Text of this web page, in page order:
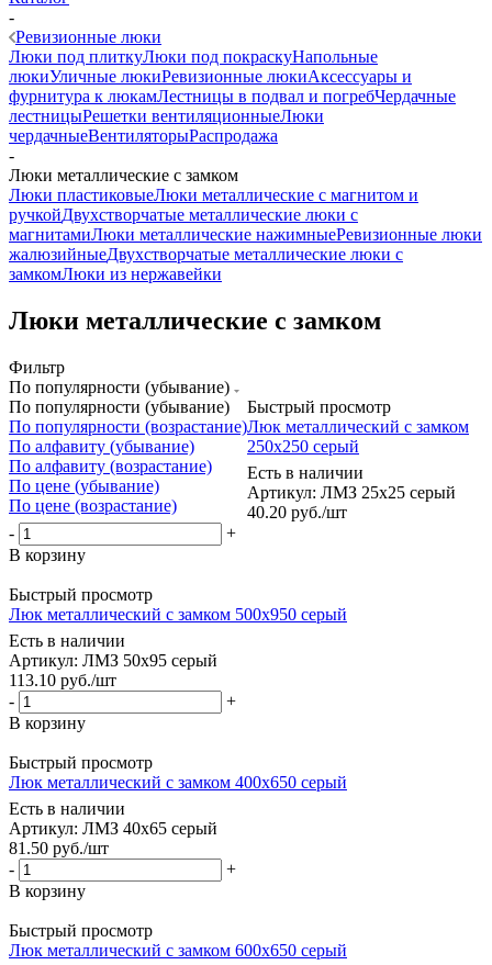
-
Ревизионные люки
Люки под плиткуЛюки под покраскуНапольные
люкиУличные люкиРевизионные люкиАксессуары и
фурнитура к люкамЛестницы в подвал и погребЧердачные
лестницыРешетки вентиляционныеЛюки
чердачныеВентиляторыРаспродажа
-
Люки металлические с замком
Люки пластиковыеЛюки металлические с магнитом и
ручкойДвухстворчатые металлические люки с
магнитамиЛюки металлические нажимныеРевизионные люки
жалюзийныеДвухстворчатые металлические люки с
замкомЛюки из нержавейки
Люки металлические с замком
Фильтр
По популярности (убывание)
По популярности (убывание)
По популярности (возрастание)
По алфавиту (убывание)
По алфавиту (возрастание)
По цене (убывание)
По цене (возрастание)
Быстрый просмотр
Люк металлический с замком
250х250 серый
Есть в наличии
Артикул: ЛМЗ 25х25 серый
40.20 руб./шт
-
+
В корзину
Быстрый просмотр
Люк металлический с замком 500х950 серый
Есть в наличии
Артикул: ЛМЗ 50х95 серый
113.10 руб./шт
-
+
В корзину
Быстрый просмотр
Люк металлический с замком 400х650 серый
Есть в наличии
Артикул: ЛМЗ 40х65 серый
81.50 руб./шт
-
+
В корзину
Быстрый просмотр
Люк металлический с замком 600х650 серый